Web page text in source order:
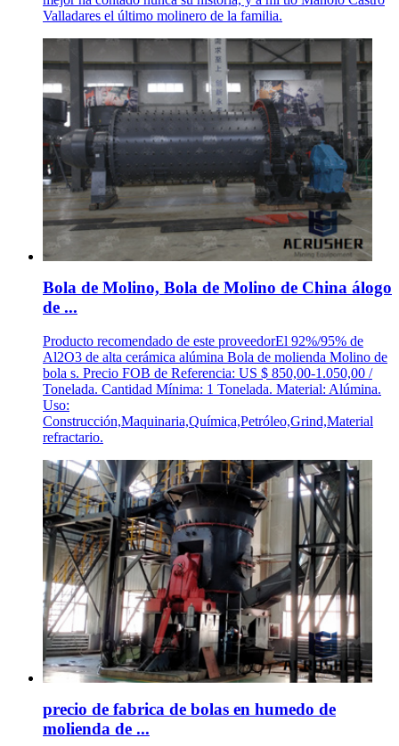
Valladares el último molinero de la familia.
Bola de Molino, Bola de Molino de China álogo
de ...
Producto recomendado de este proveedorEl 92%/95% de
Al2O3 de alta cerámica alúmina Bola de molienda Molino de
bola s. Precio FOB de Referencia: US $ 850,00-1.050,00 /
Tonelada. Cantidad Mínima: 1 Tonelada. Material: Alúmina.
Uso:
Construcción,Maquinaria,Química,Petróleo,Grind,Material
refractario.
precio de fabrica de bolas en humedo de
molienda de ...